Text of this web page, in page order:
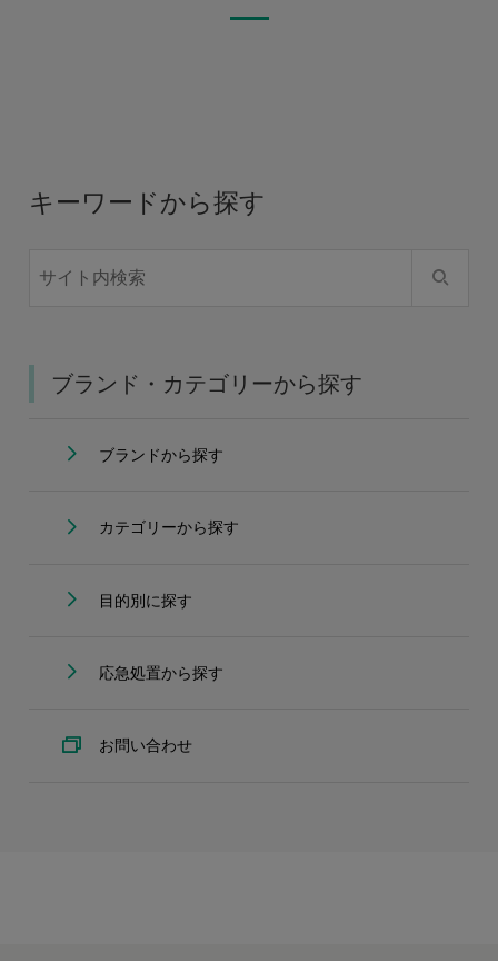
キーワードから探す
ブランド・カテゴリーから探す
ブランドから探す
カテゴリーから探す
目的別に探す
応急処置から探す
お問い合わせ